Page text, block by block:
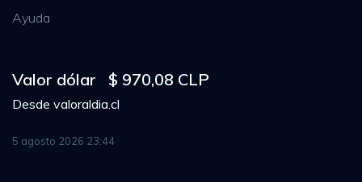
Ayuda
Valor dólar $ 970,08 CLP
Desde valoraldia.cl
5 agosto 2026 23:44